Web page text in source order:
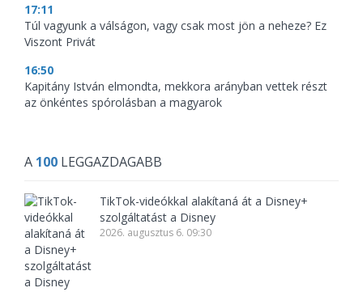
17:11
Túl vagyunk a válságon, vagy csak most jön a neheze? Ez
Viszont Privát
16:50
Kapitány István elmondta, mekkora arányban vettek részt
az önkéntes spórolásban a magyarok
A 100 LEGGAZDAGABB
TikTok-videókkal alakítaná át a Disney+
szolgáltatást a Disney
2026. augusztus 6. 09:30